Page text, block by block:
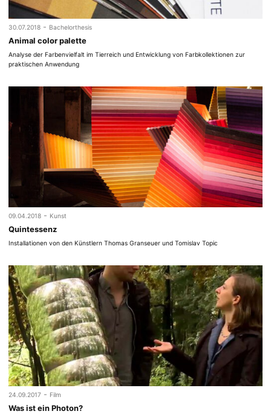
30.07.2018 - Bachelorthesis
Animal color palette
Analyse der Farbenvielfalt im Tierreich und Entwicklung von Farbkollektionen zur
praktischen Anwendung
09.04.2018 - Kunst
Quintessenz
Installationen von den Künstlern Thomas Granseuer und Tomislav Topic
24.09.2017 - Film
Was ist ein Photon?